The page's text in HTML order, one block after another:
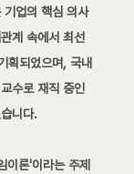
기업의 핵심 의사
계 속에서 최선
획되었으며, 국내
수로 재직 중인
니다.
이론'이라는 주제